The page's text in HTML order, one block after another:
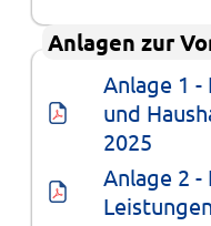
Anlagen zur
Anlage 1
und
2025
Anlage 2